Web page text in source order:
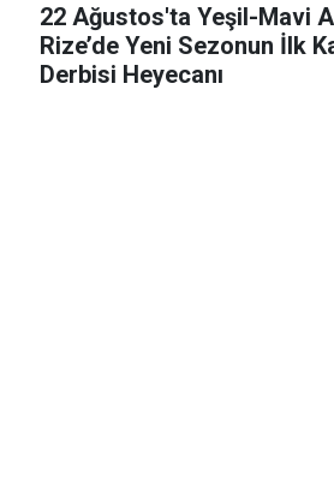
22 Ağustos'ta Yeşil-Mavi
Rize’de Yeni Sezonun İlk
Derbisi Heyecanı